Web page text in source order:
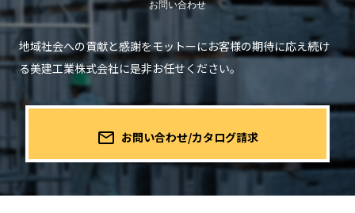
地域社会への貢献と感謝をモットーにお客様の期待に応え続け
る美建工業株式会社に是非お任せください。
mail_outline お問い合わせ/カタログ請求